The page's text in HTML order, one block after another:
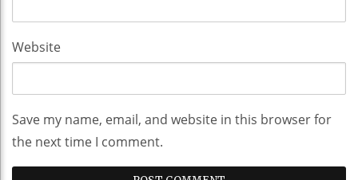
Website
Save my name, email, and website in this browser for
the next time I comment.